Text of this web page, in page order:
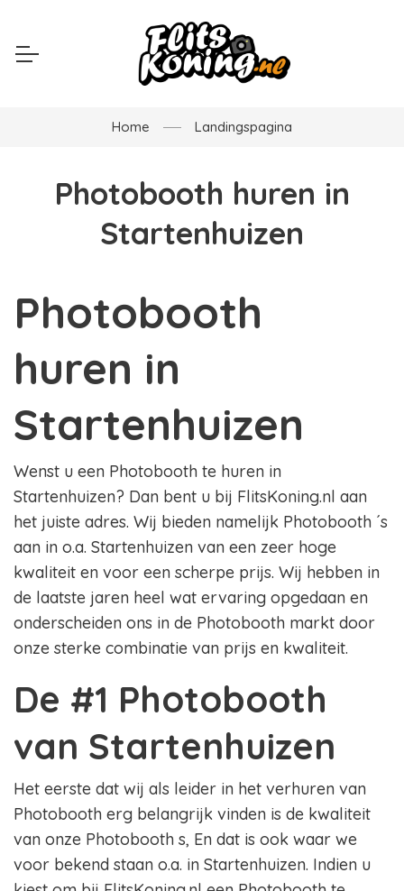
Home Landingspagina
Photobooth huren in
Startenhuizen
Photobooth
huren in
Startenhuizen
Wenst u een Photobooth te huren in
Startenhuizen? Dan bent u bij FlitsKoning.nl aan
het juiste adres. Wij bieden namelijk Photobooth ´s
aan in o.a. Startenhuizen van een zeer hoge
kwaliteit en voor een scherpe prijs. Wij hebben in
de laatste jaren heel wat ervaring opgedaan en
onderscheiden ons in de Photobooth markt door
onze sterke combinatie van prijs en kwaliteit.
De #1 Photobooth
van Startenhuizen
Het eerste dat wij als leider in het verhuren van
Photobooth erg belangrijk vinden is de kwaliteit
van onze Photobooth s, En dat is ook waar we
voor bekend staan o.a. in Startenhuizen. Indien u